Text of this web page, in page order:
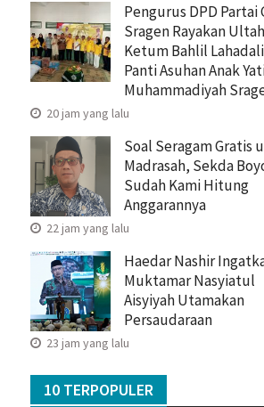
Pengurus DPD Partai
Sragen Rayakan Ultah
Ketum Bahlil
Panti Asuhan Anak
Muhammadiyah
20 jam yang lalu
Soal Seragam Gratis
Madrasah, Sekda
Sudah Kami Hitung
Anggarannya
22 jam yang lalu
Haedar Nashir
Muktamar Nasyiatul
Aisyiyah Utamakan
Persaudaraan
23 jam yang lalu
10 TERPOPULER